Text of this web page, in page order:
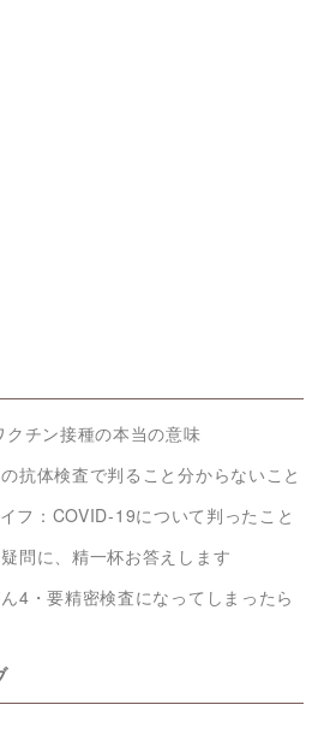
チン接種の本当の意味
抗体検査で判ること分からないこと
フ：COVID-19について判ったこと
問に、精一杯お答えします
4・要精密検査になってしまったら